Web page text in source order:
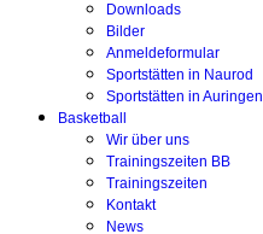
Downloads
Bilder
Anmeldeformular
Sportstätten in Naurod
Sportstätten in Auringen
Basketball
Wir über uns
Trainingszeiten BB
Trainingszeiten
Kontakt
News